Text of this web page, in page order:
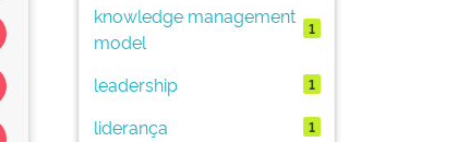
knowledge management
model
1
leadership 1
liderança 1